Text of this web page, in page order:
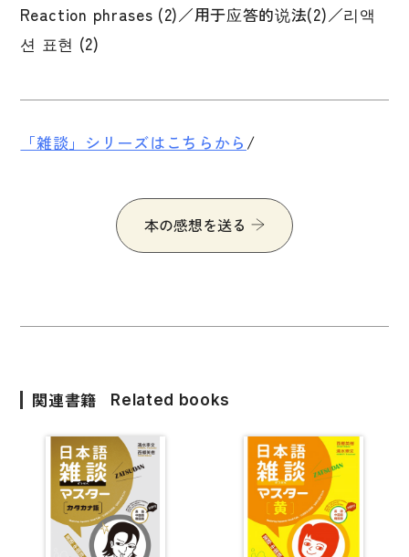
Reaction phrases (2)／用于应答的说法(2)／리액
션 표현 (2)
「雑談」シリーズはこちらから /
本の感想を送る
関連書籍 Related books